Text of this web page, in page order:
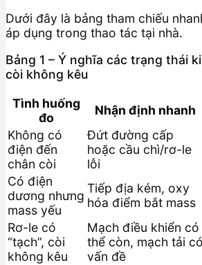
Dưới đây là bảng tham chiếu
áp dụng trong thao tác tại nhà.
Bảng 1 – Ý nghĩa các trạng thái
còi không kêu
Tình huống
đo
Nhận định nhanh
Không có
điện đến
chân còi
Đứt đường cấp
hoặc cầu chì/rơ-le
lỗi
Có điện
dương nhưng
mass yếu
Tiếp địa kém, oxy
hóa điểm bắt mass
Rơ-le có
“tạch”, còi
không kêu
Mạch điều khiển có
thể còn, mạch tải có
vấn đề